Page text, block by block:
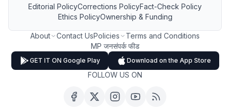
Editorial PolicyCorrections PolicyFact-Check Policy
Ethics PolicyOwnership & Funding
About Contact UsPolicies
Terms and Conditions
MP जनसंपर्क फीड
GET IT ON Google Play Download on the App Store
FOLLOW US ON